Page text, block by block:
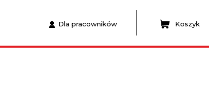
Dla pracowników Koszyk